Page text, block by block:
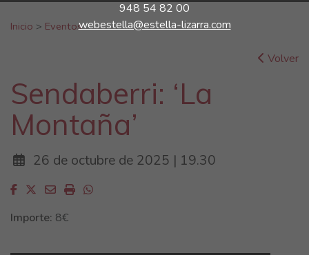
948 54 82 00
webestella@estella-lizarra.com
Buscar:
Inicio > Eventos
Volver
Sendaberri: ‘La
Montaña’
26 de octubre de 2025 | 19.30
FacebookTwitter
EmailImprimirWhatsapp
Importe: 8€